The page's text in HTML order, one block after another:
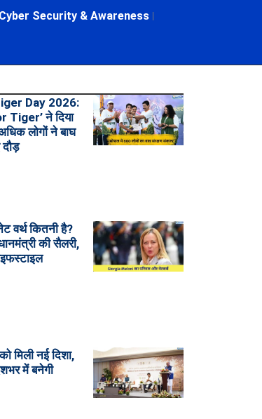
Cyber Security & Awareness
Day 2026:
Tiger’ ने दिया
लोगों ने बाघ
वर्थ कितनी है?
की सैलरी,
मिली नई दिशा,
में बनेगी